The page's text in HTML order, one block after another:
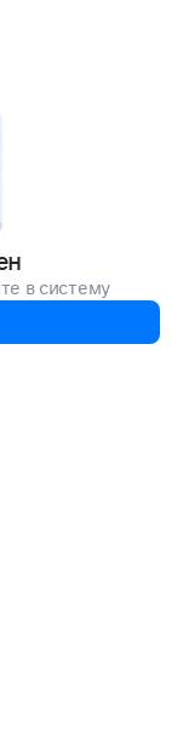
в систему